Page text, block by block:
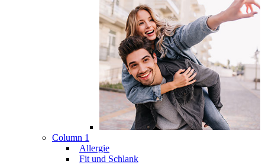
Column 1
Allergie
Fit und Schlank